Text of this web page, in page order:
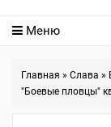
Меню
Главная » Слава »
"Боевые пловцы"